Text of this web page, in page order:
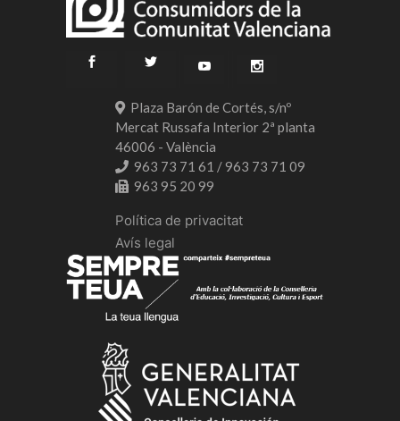
Plaza Barón de Cortés, s/nº
Mercat Russafa Interior 2ª planta
46006 - València
963 73 71 61 / 963 73 71 09
963 95 20 99
Política de privacitat
Avís legal